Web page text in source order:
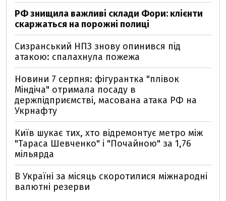
РФ знищила важливі склади Фори: клієнти
скаржаться на порожні полиці
Сизранський НПЗ знову опинився під
атакою: спалахнула пожежа
Новини 7 серпня: фігурантка "плівок
Міндіча" отримала посаду в
держпідприємстві, масована атака РФ на
Укрнафту
Київ шукає тих, хто відремонтує метро між
"Тараса Шевченко" і "Почайною" за 1,76
мільярда
В Україні за місяць скоротилися міжнародні
валютні резерви